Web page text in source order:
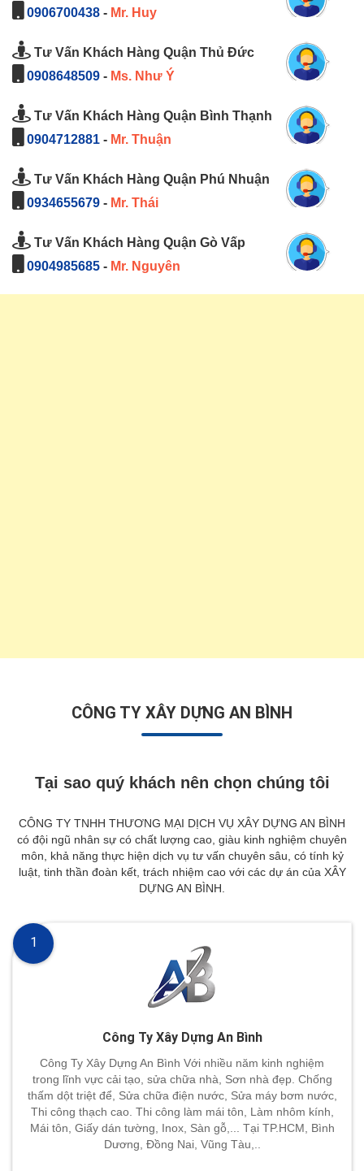
0906700438 - Mr. Huy
Tư Vấn Khách Hàng Quận Thủ Đức
0908648509 - Ms. Như Ý
Tư Vấn Khách Hàng Quận Bình Thạnh
0904712881 - Mr. Thuận
Tư Vấn Khách Hàng Quận Phú Nhuận
0934655679 - Mr. Thái
Tư Vấn Khách Hàng Quận Gò Vấp
0904985685 - Mr. Nguyên
CÔNG TY XÂY DỰNG AN BÌNH
Tại sao quý khách nên chọn chúng tôi
CÔNG TY TNHH THƯƠNG MẠI DỊCH VỤ XÂY DỰNG AN BÌNH
có đội ngũ nhân sự có chất lượng cao, giàu kinh nghiệm chuyên
môn, khả năng thực hiện dịch vụ tư vấn chuyên sâu, có tính kỷ
luật, tinh thần đoàn kết, trách nhiệm cao với các dự án của XÂY
DỰNG AN BÌNH.
Công Ty Xây Dựng An Bình
Công Ty Xây Dựng An Bình Với nhiều năm kinh nghiệm
trong lĩnh vực cải tạo, sửa chữa nhà, Sơn nhà đẹp. Chống
thấm dột triệt để, Sửa chữa điện nước, Sửa máy bơm nước,
Thi công thạch cao. Thi công làm mái tôn, Làm nhôm kính,
Mái tôn, Giấy dán tường, Inox, Sàn gỗ,... Tại TP.HCM, Bình
Dương, Đồng Nai, Vũng Tàu,..
1